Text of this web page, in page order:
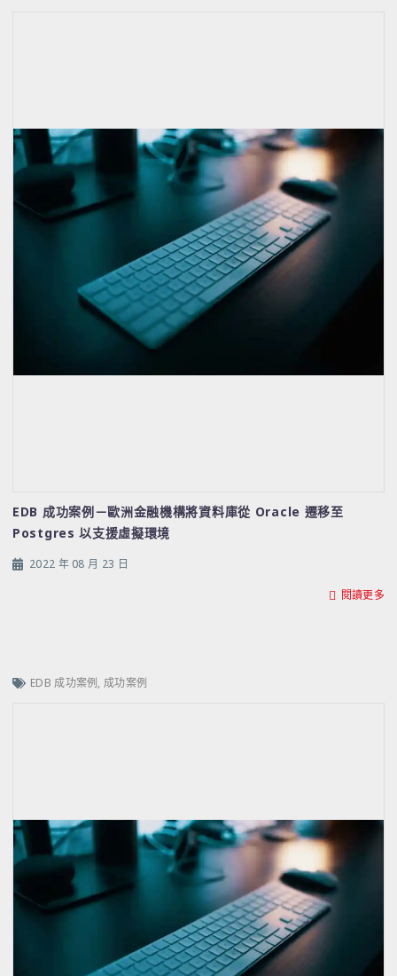
EDB 成功案例－歐洲金融機構將資料庫從 Oracle 遷移至
Postgres 以支援虛擬環境
2022 年 08 月 23 日
閱讀更多
EDB 成功案例, 成功案例